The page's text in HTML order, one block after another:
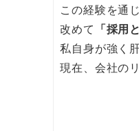
この経験を通じ
改めて 「採用
私自身が強く
現在、会社の